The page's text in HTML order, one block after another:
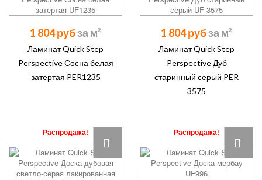
1 804 руб
Ламинат Quick Step
Perspective Сосна белая
затертая PER1235
1 804 руб
Ламинат Quick Step
Perspective Дуб
старинный серый PER
3575
Распродажа! Распродажа!